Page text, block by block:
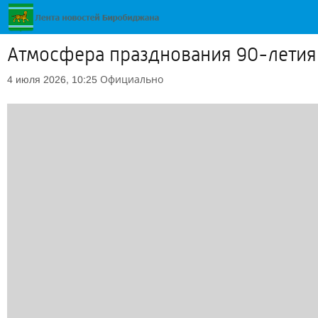
Атмосфера празднования 90-
4 июля 2026, 10:25 Официально